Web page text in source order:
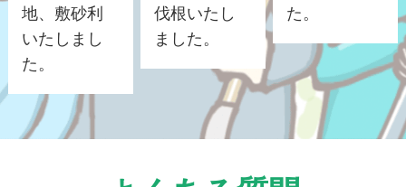
地、敷砂利
いたしまし
た。
伐根いたし
ました。
た。